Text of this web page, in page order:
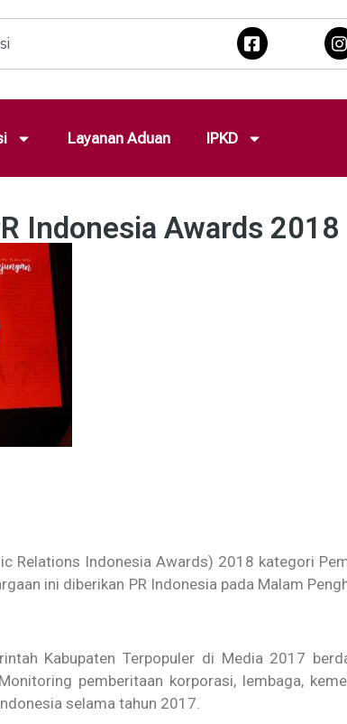
Layanan Aduan IPKD
Indonesia Awards 2018
Relations Indonesia Awards) 2018 kategori
ini diberikan PR Indonesia pada Malam
Kabupaten Terpopuler di Media 2017
pemberitaan korporasi, lembaga,
selama tahun 2017.